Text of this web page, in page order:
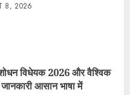
8, 2026
विधेयक 2026 और वैश्विक
जानकारी आसान भाषा में